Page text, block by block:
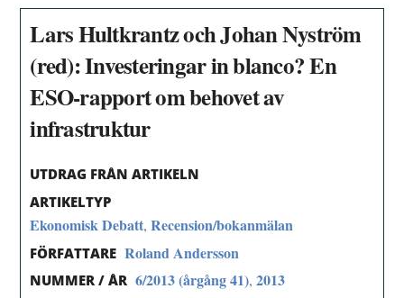
Lars Hultkrantz och Johan Nyström
(red): Investeringar in blanco? En
ESO-rapport om behovet av
infrastruktur
UTDRAG FRÅN ARTIKELN
ARTIKELTYP
Ekonomisk Debatt,Recension/bokanmälan
FÖRFATTARE Roland Andersson
NUMMER / ÅR 6/2013 (årgång 41),2013